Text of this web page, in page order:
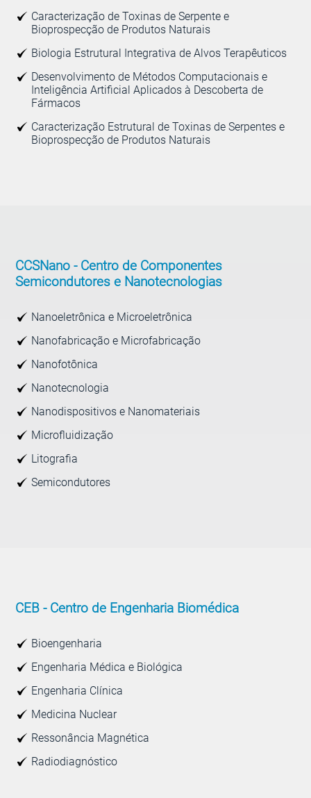
Caracterização de Toxinas de Serpente e
Bioprospecção de Produtos Naturais
Biologia Estrutural Integrativa de Alvos Terapêuticos
Desenvolvimento de Métodos Computacionais e
Inteligência Artificial Aplicados à Descoberta de
Fármacos
Caracterização Estrutural de Toxinas de Serpentes e
Bioprospecção de Produtos Naturais
CCSNano -Centro de Componentes
Semicondutores e Nanotecnologias
Nanoeletrônica e Microeletrônica
Nanofabricação e Microfabricação
Nanofotônica
Nanotecnologia
Nanodispositivos e Nanomateriais
Microfluidização
Litografia
Semicondutores
CEB -Centro de Engenharia Biomédica
Bioengenharia
Engenharia Médica e Biológica
Engenharia Clínica
Medicina Nuclear
Ressonância Magnética
Radiodiagnóstico